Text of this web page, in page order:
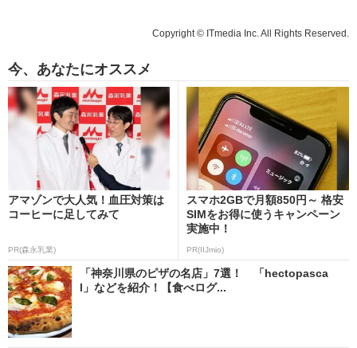
Copyright © ITmedia Inc. All Rights Reserved.
今、あなたにオススメ
アマゾンで大人気！血圧対策は
コーヒーに足してみて
PR(森永乳業)
スマホ2GBで月額850円～ 格安
SIMをお得に使うキャンペーン
実施中！
PR(IIJmio)
「神奈川県のピザの名店」7選！ 「hectopasca
l」などを紹介！【食べログ...